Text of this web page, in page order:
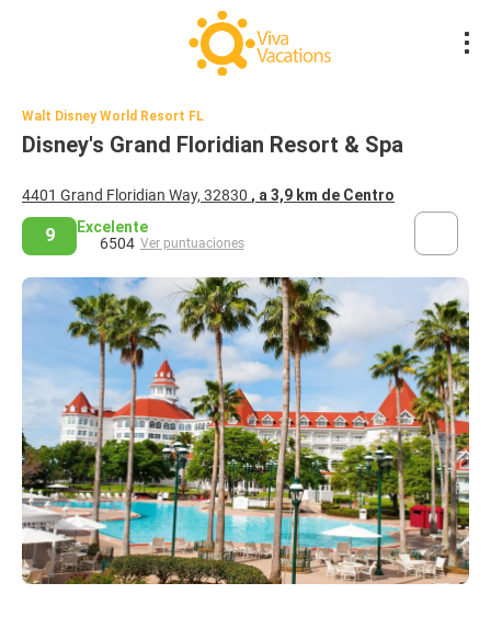
Walt Disney World Resort FL
Disney's Grand Floridian Resort & Spa
4401 Grand Floridian Way, 32830 , a 3,9 km de Centro
9
Excelente
6504 Ver puntuaciones